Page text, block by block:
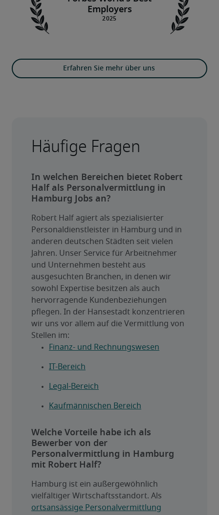
Erfahren Sie mehr über uns
Employers
Häufige Fragen
In welchen Bereichen bietet Robert
Half als Personalvermittlung in
Hamburg Jobs an?
Robert Half agiert als spezialisierter
Personaldienstleister in Hamburg und in
anderen deutschen Städten seit vielen
Jahren. Unser Service für Arbeitnehmer
und Unternehmen besteht aus
ausgesuchten Branchen, in denen wir
sowohl Expertise besitzen als auch
hervorragende Kundenbeziehungen
pflegen. In der Hansestadt konzentrieren
wir uns vor allem auf die Vermittlung von
Stellen im:
Finanz- und Rechnungswesen
IT-Bereich
Legal-Bereich
Kaufmännischen Bereich
Welche Vorteile habe ich als
Bewerber von der
Personalvermittlung in Hamburg
mit Robert Half?
Hamburg ist ein außergewöhnlich
ortsansässige Personalvermittlung